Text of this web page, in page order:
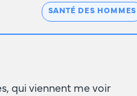
SANTÉ DES HOMMES
qui viennent me voir